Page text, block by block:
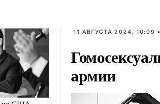
11 АВГУСТА 2024, 10:09 •
армии